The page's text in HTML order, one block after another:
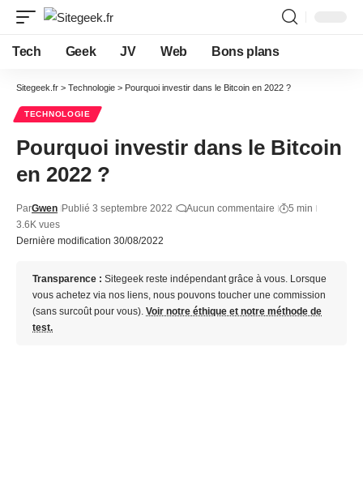
Tech Geek JV Web Bons plans
Sitegeek.fr > Technologie > Pourquoi investir dans le Bitcoin en 2022 ?
TECHNOLOGIE
Pourquoi investir dans le Bitcoin
en 2022 ?
Dernière modification 30/08/2022
ParGwen Publié 3 septembre 2022 Aucun commentaire
5 min
3.6K vues
Transparence : Sitegeek reste indépendant grâce à vous. Lorsque
vous achetez via nos liens, nous pouvons toucher une commission
(sans surcoût pour vous). Voir notre éthique et notre méthode de
test.